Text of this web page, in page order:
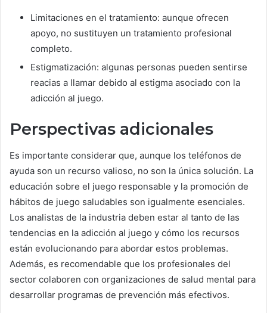
Limitaciones en el tratamiento: aunque ofrecen
apoyo, no sustituyen un tratamiento profesional
completo.
Estigmatización: algunas personas pueden sentirse
reacias a llamar debido al estigma asociado con la
adicción al juego.
Perspectivas adicionales
Es importante considerar que, aunque los teléfonos de
ayuda son un recurso valioso, no son la única solución. La
educación sobre el juego responsable y la promoción de
hábitos de juego saludables son igualmente esenciales.
Los analistas de la industria deben estar al tanto de las
tendencias en la adicción al juego y cómo los recursos
están evolucionando para abordar estos problemas.
Además, es recomendable que los profesionales del
sector colaboren con organizaciones de salud mental para
desarrollar programas de prevención más efectivos.